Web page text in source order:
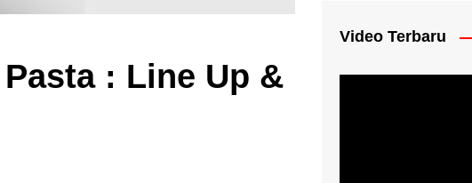
: Line Up &
Video Terbaru